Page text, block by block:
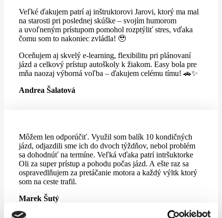
Veľké ďakujem patrí aj inštruktorovi Jarovi, ktorý ma mal
na starosti pri poslednej skúške – svojím humorom
a uvoľneným prístupom pomohol rozptýliť stres, vďaka
čomu som to nakoniec zvládla! 🥹
Oceňujem aj skvelý e-learning, flexibilitu pri plánovaní
jázd a celkový prístup autoškoly k žiakom. Easy bola pre
mňa naozaj výborná voľba – ďakujem celému tímu! 🚗✨
Andrea Šalatová
Môžem len odporúčiť. Využil som balík 10 kondičných
jázd, odjazdili sme ich do dvoch týždňov, nebol problém
sa dohodnúť na termíne. Veľká vďaka patrí intršuktorke
Oli za super prístup a pohodu počas jázd. A ešte raz sa
ospravedlňujem za pretáčanie motora a každý výltk ktorý
som na ceste trafil.
Marek Šutý